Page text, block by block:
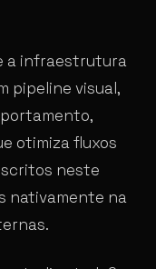
a infraestrutura
pipeline visual,
otimiza fluxos
neste
nativamente na